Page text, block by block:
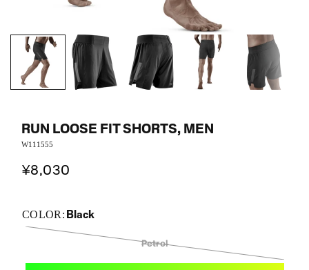
RUN LOOSE FIT SHORTS, MEN
W111555
¥8,030
COLOR: Black
Petrol